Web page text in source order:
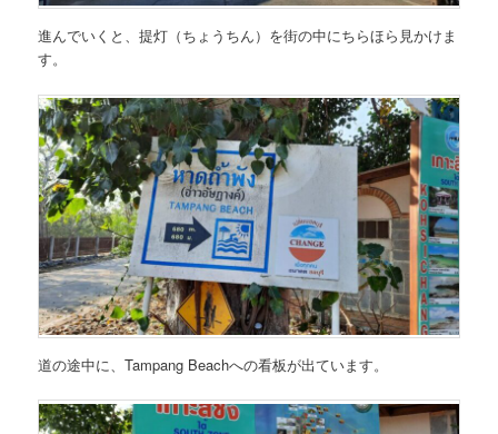
進んでいくと、提灯（ちょうちん）を街の中にちらほら見かけま
す。
道の途中に、Tampang Beachへの看板が出ています。